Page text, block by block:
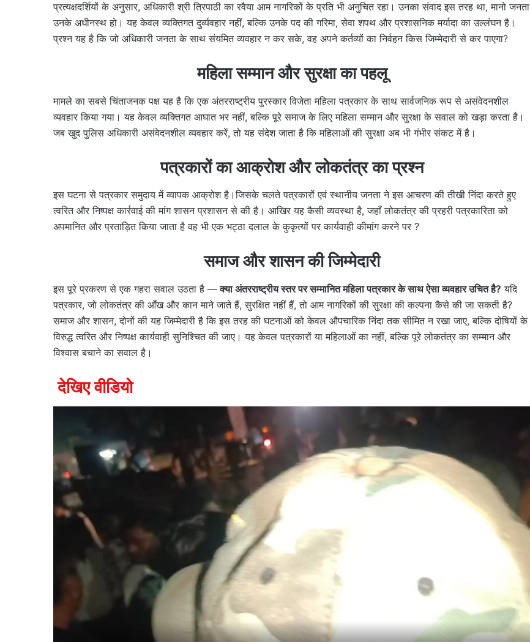
प्रत्यक्षदर्शियों के अनुसार, अधिकारी श्री त्रिपाठी का रवैया आम नागरिकों के प्रति भी अनुचित रहा। उनका संवाद इस तरह था, मानो जनता
उनके अधीनस्थ हो। यह केवल व्यक्तिगत दुर्व्यवहार नहीं, बल्कि उनके पद की गरिमा, सेवा शपथ और प्रशासनिक मर्यादा का उल्लंघन है।
प्रश्न यह है कि जो अधिकारी जनता के साथ संयमित व्यवहार न कर सके, वह अपने कर्तव्यों का निर्वहन किस जिम्मेदारी से कर पाएगा?
महिला सम्मान और सुरक्षा का पहलू
मामले का सबसे चिंताजनक पक्ष यह है कि एक अंतरराष्ट्रीय पुरस्कार विजेता महिला पत्रकार के साथ सार्वजनिक रूप से असंवेदनशील
व्यवहार किया गया। यह केवल व्यक्तिगत आघात भर नहीं, बल्कि पूरे समाज के लिए महिला सम्मान और सुरक्षा के सवाल को खड़ा करता है।
जब खुद पुलिस अधिकारी असंवेदनशील व्यवहार करें, तो यह संदेश जाता है कि महिलाओं की सुरक्षा अब भी गंभीर संकट में है।
पत्रकारों का आक्रोश और लोकतंत्र का प्रश्न
इस घटना से पत्रकार समुदाय में व्यापक आक्रोश है।जिसके चलते पत्रकारों एवं स्थानीय जनता ने इस आचरण की तीखी निंदा करते हुए
त्वरित और निष्पक्ष कार्रवाई की मांग शासन प्रशासन से की है। आखिर यह कैसी व्यवस्था है, जहाँ लोकतंत्र की प्रहरी पत्रकारिता को
अपमानित और प्रताड़ित किया जाता है वह भी एक भट्ठा दलाल के कुकृत्यों पर कार्यवाही कीमांग करने पर ?
समाज और शासन की जिम्मेदारी
इस पूरे प्रकरण से एक गहरा सवाल उठता है —क्या अंतरराष्ट्रीय स्तर पर सम्मानित महिला पत्रकार के साथ ऐसा व्यवहार उचित है? यदि
पत्रकार, जो लोकतंत्र की आँख और कान माने जाते हैं, सुरक्षित नहीं हैं, तो आम नागरिकों की सुरक्षा की कल्पना कैसे की जा सकती है?
समाज और शासन, दोनों की यह जिम्मेदारी है कि इस तरह की घटनाओं को केवल औपचारिक निंदा तक सीमित न रखा जाए, बल्कि दोषियों के
विरुद्ध त्वरित और निष्पक्ष कार्यवाही सुनिश्चित की जाए। यह केवल पत्रकारों या महिलाओं का नहीं, बल्कि पूरे लोकतंत्र का सम्मान और
विश्वास बचाने का सवाल है।
देखिए वीडियो